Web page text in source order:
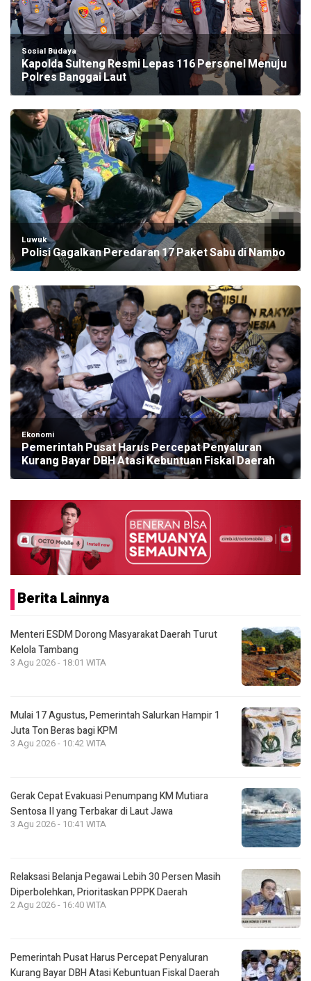
Sosial Budaya
Kapolda Sulteng Resmi Lepas 116 Personel Menuju
Polres Banggai Laut
Luwuk
Polisi Gagalkan Peredaran 17 Paket Sabu di Nambo
Ekonomi
Pemerintah Pusat Harus Percepat Penyaluran
Kurang Bayar DBH Atasi Kebuntuan Fiskal Daerah
Berita Lainnya
Menteri ESDM Dorong Masyarakat Daerah Turut
Kelola Tambang
3 Agu 2026 - 18:01 WITA
Mulai 17 Agustus, Pemerintah Salurkan Hampir 1
Juta Ton Beras bagi KPM
3 Agu 2026 - 10:42 WITA
Gerak Cepat Evakuasi Penumpang KM Mutiara
Sentosa II yang Terbakar di Laut Jawa
3 Agu 2026 - 10:41 WITA
Relaksasi Belanja Pegawai Lebih 30 Persen Masih
Diperbolehkan, Prioritaskan PPPK Daerah
2 Agu 2026 - 16:40 WITA
Pemerintah Pusat Harus Percepat Penyaluran
Kurang Bayar DBH Atasi Kebuntuan Fiskal Daerah